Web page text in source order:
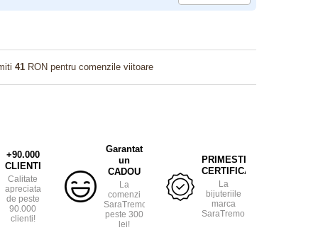
41 RON pentru comenzile viitoare
+90.000
CLIENTI
Calitate
apreciata
de peste
90.000
clienti!
Garantat
un
CADOU
La
comenzi
SaraTremo
peste 300
lei!
PRIMESTI
CERTIFICAT
La
bijuteriile
marca
SaraTremo.